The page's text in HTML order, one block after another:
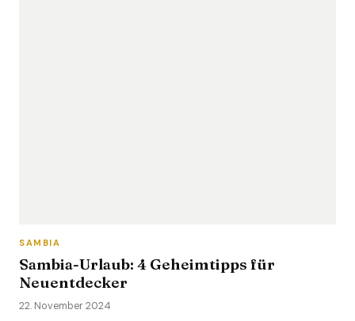
SAMBIA
Sambia-Urlaub: 4 Geheimtipps für
Neuentdecker
22. November 2024